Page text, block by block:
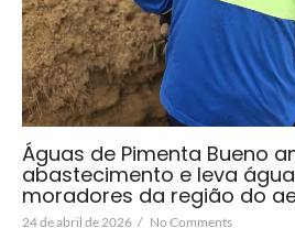
Águas de Pimenta Bueno
abastecimento e leva
moradores da região do
24 de abril de 2026 / No Comments